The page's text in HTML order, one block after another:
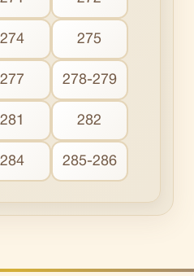
274 275
277 278-279
281 282
284 285-286